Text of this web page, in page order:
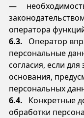
—
оператора
6.3. Оператор
персональные
согласия, если
основания,
персональных
6.4. Конкретные
обработки